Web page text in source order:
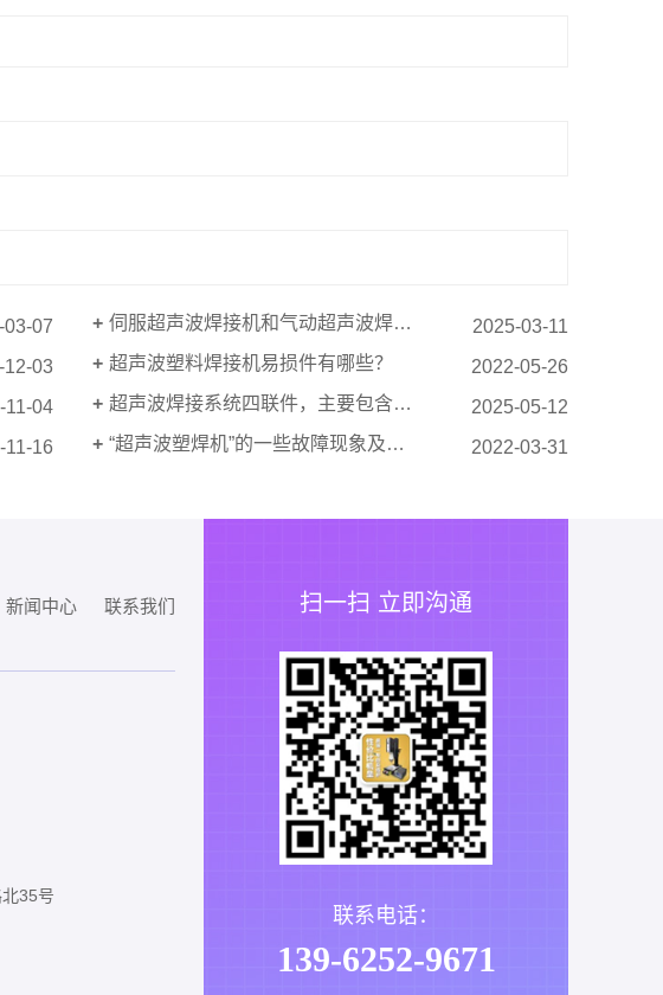
03-07 伺服超声波焊接机和气动超声波焊接机的主要区别体现
2025-03-11
12-03 超声波塑料焊接机易损件有哪些？
2022-05-26
11-04 超声波焊接系统四联件，主要包含哪些？
2025-05-12
11-16 “超声波塑焊机”的一些故障现象及解决方法 2022-03-31
新闻中心 联系我们
35号
扫一扫 立即沟通
联系电话：
139-6252-9671